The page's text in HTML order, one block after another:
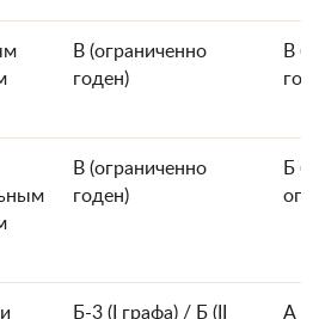
В (ограниченно
годен)
В
В (ограниченно
годен)
Б
Б-3 (I графа) / Б (II
А